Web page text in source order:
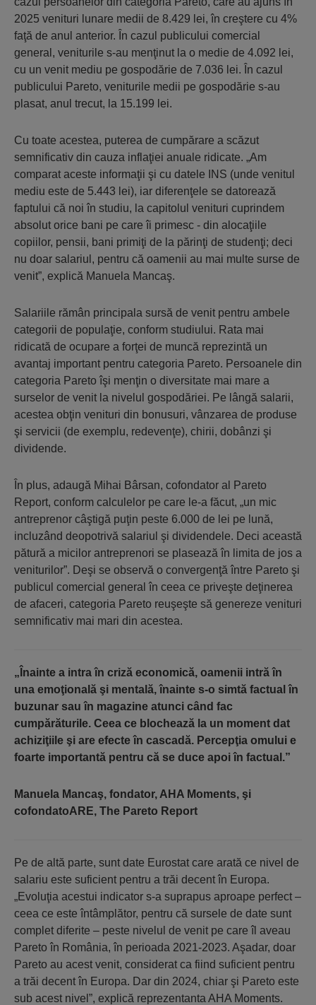
2025 venituri lunare medii de 8.429 lei, în creştere cu 4%
faţă de anul anterior. În cazul publicului comercial
general, veniturile s-au menţinut la o medie de 4.092 lei,
cu un venit mediu pe gospodărie de 7.036 lei. În cazul
publicului Pareto, veniturile medii pe gospodărie s-au
plasat, anul trecut, la 15.199 lei.
Cu toate acestea, puterea de cumpărare a scăzut
semnificativ din cauza inflaţiei anuale ridicate. „Am
comparat aceste informaţii şi cu datele INS (unde venitul
mediu este de 5.443 lei), iar diferenţele se datorează
faptului că noi în studiu, la capitolul venituri cuprindem
absolut orice bani pe care îi primesc - din alocaţiile
copiilor, pensii, bani primiţi de la părinţi de studenţi; deci
nu doar salariul, pentru că oamenii au mai multe surse de
venit”, explică Manuela Mancaş.
Salariile rămân principala sursă de venit pentru ambele
categorii de populaţie, conform studiului. Rata mai
ridicată de ocupare a forţei de muncă reprezintă un
avantaj important pentru categoria Pareto. Persoanele din
categoria Pareto îşi menţin o diversitate mai mare a
surselor de venit la nivelul gospodăriei. Pe lângă salarii,
acestea obţin venituri din bonusuri, vânzarea de produse
şi servicii (de exemplu, redevenţe), chirii, dobânzi şi
dividende.
În plus, adaugă Mihai Bârsan, cofondator al Pareto
Report, conform calculelor pe care le-a făcut, „un mic
antreprenor câştigă puţin peste 6.000 de lei pe lună,
incluzând deopotrivă salariul şi dividendele. Deci această
pătură a micilor antreprenori se plasează în limita de jos a
veniturilor”. Deşi se observă o convergenţă între Pareto şi
publicul comercial general în ceea ce priveşte deţinerea
de afaceri, categoria Pareto reuşeşte să genereze venituri
semnificativ mai mari din acestea.
„Înainte a intra în criză economică, oamenii intră în
una emoţională şi mentală, înainte s-o simtă factual în
buzunar sau în magazine atunci când fac
cumpărăturile. Ceea ce blochează la un moment dat
achiziţiile şi are efecte în cascadă. Percepţia omului e
foarte importantă pentru că se duce apoi în factual.”
Manuela Mancaş, fondator, AHA Moments, şi
cofondatoARE, The Pareto Report
Pe de altă parte, sunt date Eurostat care arată ce nivel de
salariu este suficient pentru a trăi decent în Europa.
„Evoluţia acestui indicator s-a suprapus aproape perfect –
ceea ce este întâmplător, pentru că sursele de date sunt
complet diferite – peste nivelul de venit pe care îl aveau
Pareto în România, în perioada 2021-2023. Aşadar, doar
Pareto au acest venit, considerat ca fiind suficient pentru
a trăi decent în Europa. Dar din 2024, chiar şi Pareto este
sub acest nivel”, explică reprezentanta AHA Moments.